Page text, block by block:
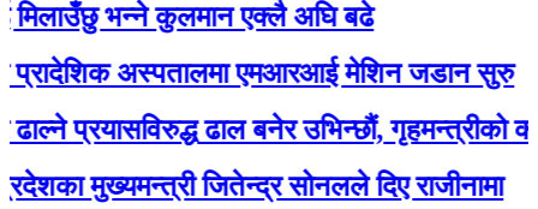
भन्ने कुलमान एक्लै अघि बढे
अस्पतालमा एमआरआई मेशिन जडान सुरु
प्रयासविरुद्ध ढाल बनेर उभिन्छौं, गृहमन्त्रीको
मुख्यमन्त्री जितेन्द्र सोनलले दिए राजीनामा